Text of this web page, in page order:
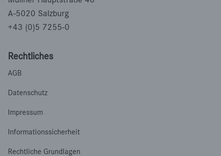
A-5020 Salzburg
+43 (0)5 7255-0
Rechtliches
AGB
Datenschutz
Impressum
Informationssicherheit
Rechtliche Grundlagen